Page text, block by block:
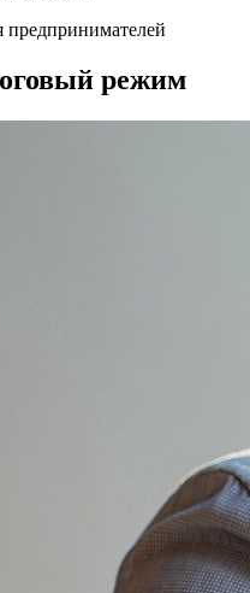
предпринимателей
режим